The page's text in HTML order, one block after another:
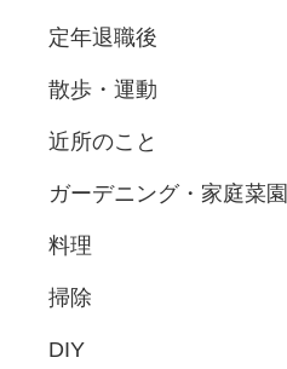
定年退職後
散歩・運動
近所のこと
ガーデニング・家庭菜園
料理
掃除
DIY